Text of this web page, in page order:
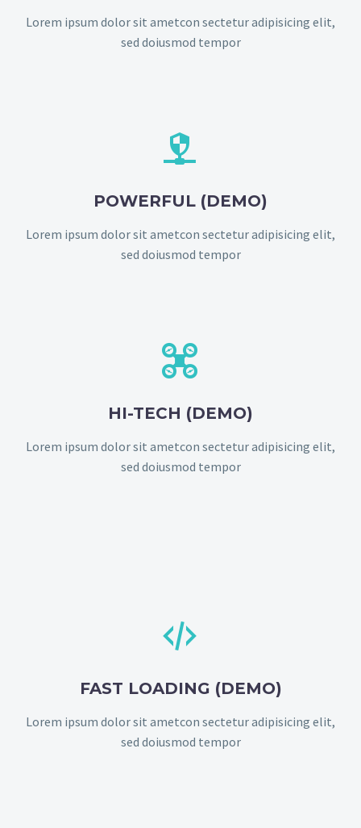
Lorem ipsum dolor sit ametcon sectetur adipisicing elit,
sed doiusmod tempor


POWERFUL (DEMO)
Lorem ipsum dolor sit ametcon sectetur adipisicing elit,
sed doiusmod tempor


HI-TECH (DEMO)
Lorem ipsum dolor sit ametcon sectetur adipisicing elit,
sed doiusmod tempor


FAST LOADING (DEMO)
Lorem ipsum dolor sit ametcon sectetur adipisicing elit,
sed doiusmod tempor